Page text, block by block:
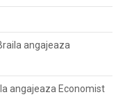
angajeaza
angajeaza Economist